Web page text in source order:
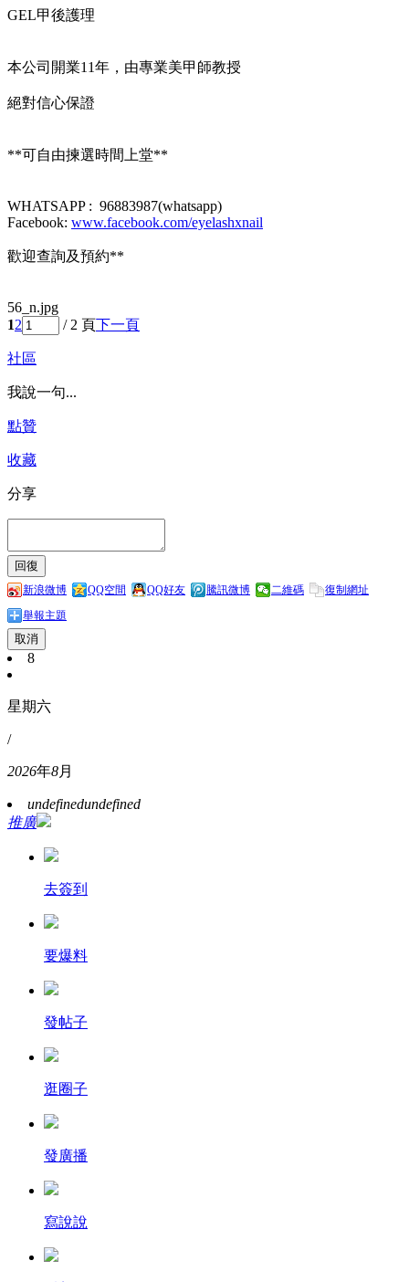
GEL甲後護理
本公司開業11年，由專業美甲師教授
絕對信心保證
**可自由揀選時間上堂**
WHATSAPP : 96883987(whatsapp)
Facebook: www.facebook.com/eyelashxnail
歡迎查詢及預約**
56_n.jpg
12 / 2 頁下一頁
社區
我說一句...
點贊
收藏
分享
新浪微博 QQ空間 QQ好友 騰訊微博 二維碼
復制網址
舉報主題
取消
8
星期六
/
2026年8月
undefinedundefined
推廣
去簽到
要爆料
發帖子
逛圈子
發廣播
寫說說